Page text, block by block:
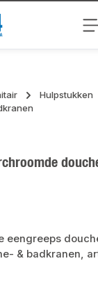
Hulpstukken
overslaan